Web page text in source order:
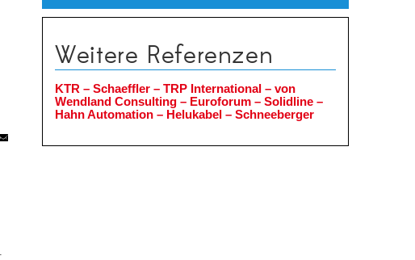
Weitere Referenzen
KTR – Schaeffler – TRP International – von
Wendland Consulting – Euroforum – Solidline –
Hahn Automation – Helukabel – Schneeberger